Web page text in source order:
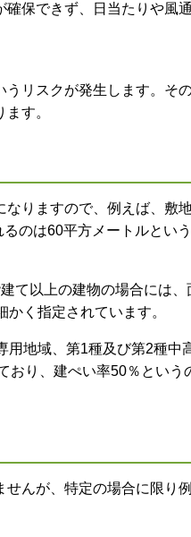
保できず、日当たりや風
リスクが発生します。そ
す。
りますので、例えば、敷
のは60平方メートルとい
て以上の建物の場合には、
く指定されています。
用地域、第1種及び第2種中
おり、建ぺい率50％という
んが、特定の場合に限り